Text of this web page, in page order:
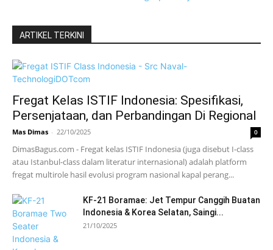
ARTIKEL TERKINI
Fregat Kelas ISTIF Indonesia: Spesifikasi,
Persenjataan, dan Perbandingan Di Regional
Mas Dimas - 22/10/2025 0
DimasBagus.com - Fregat kelas ISTIF Indonesia (juga disebut I-class
atau Istanbul-class dalam literatur internasional) adalah platform
fregat multirole hasil evolusi program nasional kapal perang...
KF-21 Boramae: Jet Tempur Canggih Buatan
Indonesia & Korea Selatan, Saingi...
21/10/2025